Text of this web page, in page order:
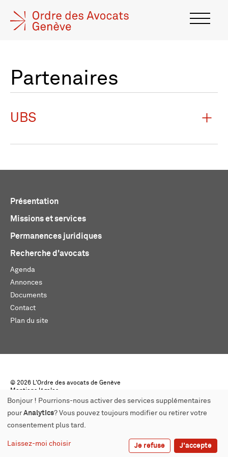
Partenaires
UBS
Présentation
Missions et services
Permanences juridiques
Recherche d'avocats
Agenda
Annonces
Documents
Contact
Plan du site
© 2026 L'Ordre des avocats de Genève
Mentions légales
Créé par monoloco
Bonjour ! Pourrions-nous activer des services supplémentaires
pour Analytics? Vous pouvez toujours modifier ou retirer votre
consentement plus tard.
Laissez-moi choisir Je refuse J'accepte